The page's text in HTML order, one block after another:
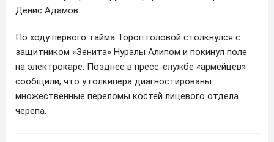
Денис Адамов.
По ходу первого тайма Тороп головой столкнулся с
защитником «Зенита» Нуралы Алипом и покинул поле
на электрокаре. Позднее в пресс-службе «армейцев»
сообщили, что у голкипера диагностированы
множественные переломы костей лицевого отдела
черепа.